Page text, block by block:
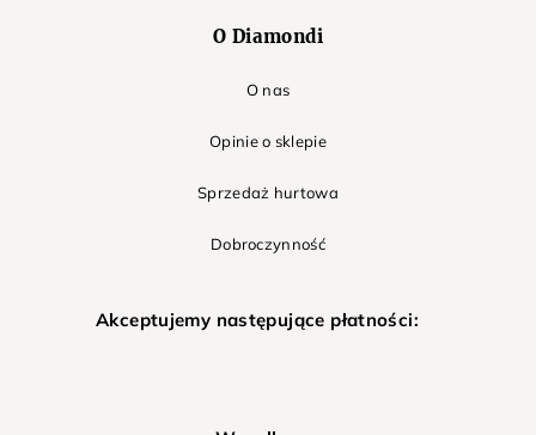
O Diamondi
O nas
Opinie o sklepie
Sprzedaż hurtowa
Dobroczynność
Akceptujemy następujące płatności: